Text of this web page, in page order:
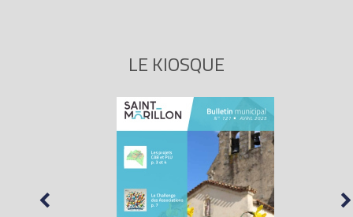
LE KIOSQUE